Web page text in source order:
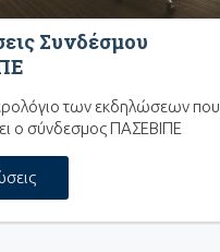
Συνδέσμου
των εκδηλώσεων που
ο σύνδεσμος ΠΑΣΕΒΙΠΕ